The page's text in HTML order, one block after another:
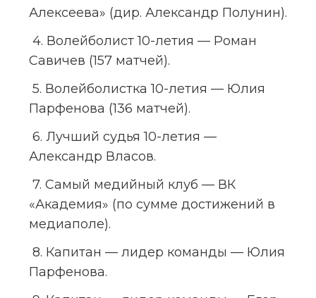
Алексеева» (дир. Александр Полунин).
Савичев (157 матчей).
Парфенова (136 матчей).
Александр Власов.
«Академия» (по сумме достижений в
медиаполе).
Парфенова.